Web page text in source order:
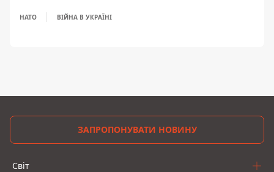
НАТО ВІЙНА В УКРАЇНІ
ЗАПРОПОНУВАТИ НОВИНУ
Світ